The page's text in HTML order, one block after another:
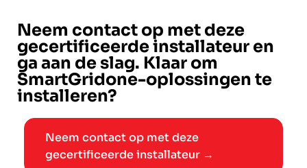
Neem contact op met deze
gecertificeerde installateur en
ga aan de slag. Klaar om
SmartGridone-oplossingen te
installeren?
Neem contact op met deze
gecertificeerde installateur →